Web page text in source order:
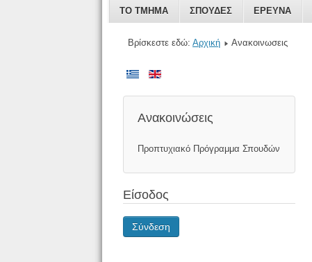
ΤΟ ΤΜΗΜΑ ΣΠΟΥΔΕΣ ΕΡΕΥΝΑ
Βρίσκεστε εδώ: Αρχική Ανακοινωσεις
Ανακοινώσεις
Προπτυχιακό Πρόγραμμα Σπουδών
Είσοδος
Σύνδεση